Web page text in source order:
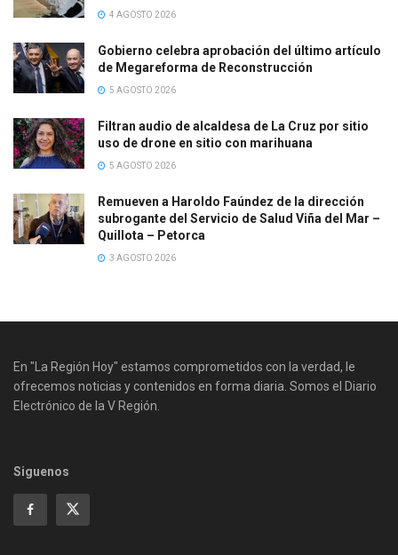
4 AGOSTO 2026
Gobierno celebra aprobación del último artículo
de Megareforma de Reconstrucción
5 AGOSTO 2026
Filtran audio de alcaldesa de La Cruz por sitio
uso de drone en sitio con marihuana
5 AGOSTO 2026
Remueven a Haroldo Faúndez de la dirección
subrogante del Servicio de Salud Viña del Mar –
Quillota – Petorca
3 AGOSTO 2026
En "La Región Hoy" estamos comprometidos con la verdad, le
ofrecemos noticias y contenidos en forma diaria. Somos el Diario
Electrónico de la V Región.
Siguenos